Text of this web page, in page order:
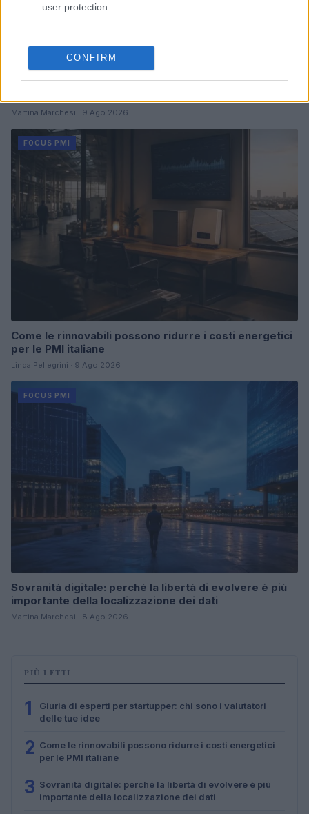
user protection.
CONFIRM
Giuria di esperti per startupper: chi sono i valutatori
Martina Marchesi · 9 Ago 2026
FOCUS PMI
Come le rinnovabili possono ridurre i costi energetici
per le PMI italiane
Linda Pellegrini · 9 Ago 2026
FOCUS PMI
Sovranità digitale: perché la libertà di evolvere è più
importante della localizzazione dei dati
Martina Marchesi · 8 Ago 2026
PIÙ LETTI
1
Giuria di esperti per startupper: chi sono i valutatori
delle tue idee
2 Come le rinnovabili possono ridurre i costi energetici
per le PMI italiane
3 Sovranità digitale: perché la libertà di evolvere è più
importante della localizzazione dei dati